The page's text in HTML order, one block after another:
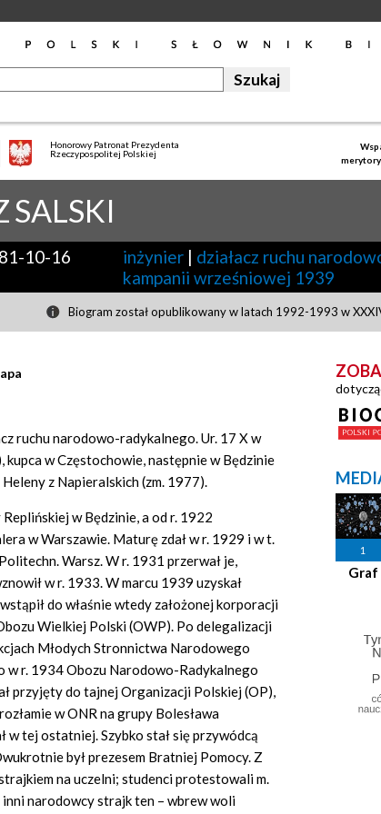
Honorowy Patronat Prezydenta
Rzeczypospolitej Polskiej
SALSKI
10-16 inżynier | działacz ruchu
kampanii wrześniowej 1939
Biogram został opublikowany w latach 1992-1993 w
ruchu narodowo-radykalnego. Ur. 17 X w
kupca w Częstochowie, następnie w Będzinie
z Napieralskich (zm. 1977).
w Będzinie, a od r. 1922
w Warszawie. Maturę zdał w r. 1929 i w t.
Warsz. W r. 1931 przerwał je,
w r. 1933. W marcu 1939 uzyskał
do właśnie wtedy założonej korporacji
Wielkiej Polski (OWP). Po delegalizacji
Młodych Stronnictwa Narodowego
w r. 1934 Obozu Narodowo-Radykalnego
przyjęty do tajnej Organizacji Polskiej (OP),
w ONR na grupy Bolesława
w tej ostatniej. Szybko stał się przywódcą
był prezesem Bratniej Pomocy. Z
na uczelni; studenci protestowali m.
inni narodowcy strajk ten – wbrew woli
1
Graf